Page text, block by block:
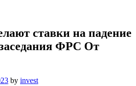
ставки на падение
ФРС От
by invest